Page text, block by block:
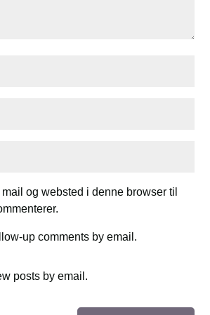
og websted i denne browser til
up comments by email.
posts by email.